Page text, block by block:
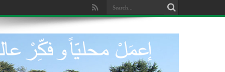
de tomar decisões decisivas